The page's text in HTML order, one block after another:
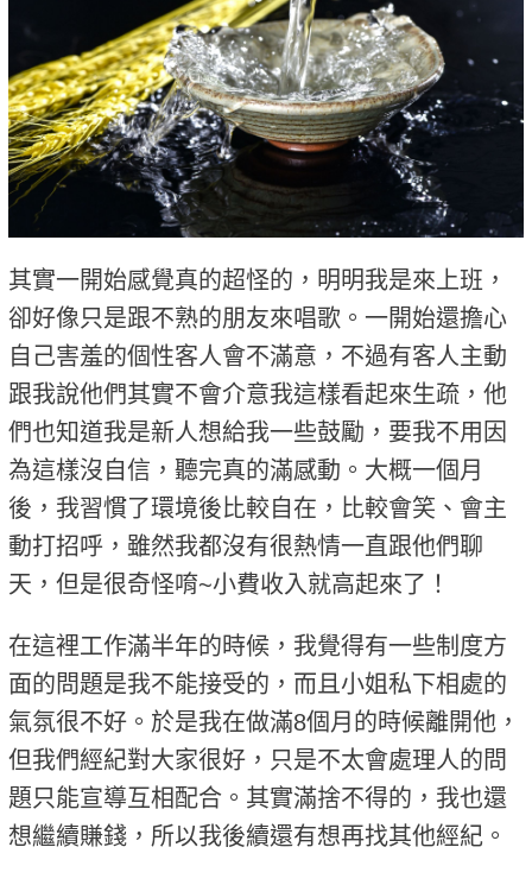
其實一開始感覺真的超怪的，明明我是來上班，
卻好像只是跟不熟的朋友來唱歌。一開始還擔心
自己害羞的個性客人會不滿意，不過有客人主動
跟我說他們其實不會介意我這樣看起來生疏，他
們也知道我是新人想給我一些鼓勵，要我不用因
為這樣沒自信，聽完真的滿感動。大概一個月
後，我習慣了環境後比較自在，比較會笑、會主
動打招呼，雖然我都沒有很熱情一直跟他們聊
天，但是很奇怪唷~小費收入就高起來了！
在這裡工作滿半年的時候，我覺得有一些制度方
面的問題是我不能接受的，而且小姐私下相處的
氣氛很不好。於是我在做滿8個月的時候離開他，
但我們經紀對大家很好，只是不太會處理人的問
題只能宣導互相配合。其實滿捨不得的，我也還
想繼續賺錢，所以我後續還有想再找其他經紀。